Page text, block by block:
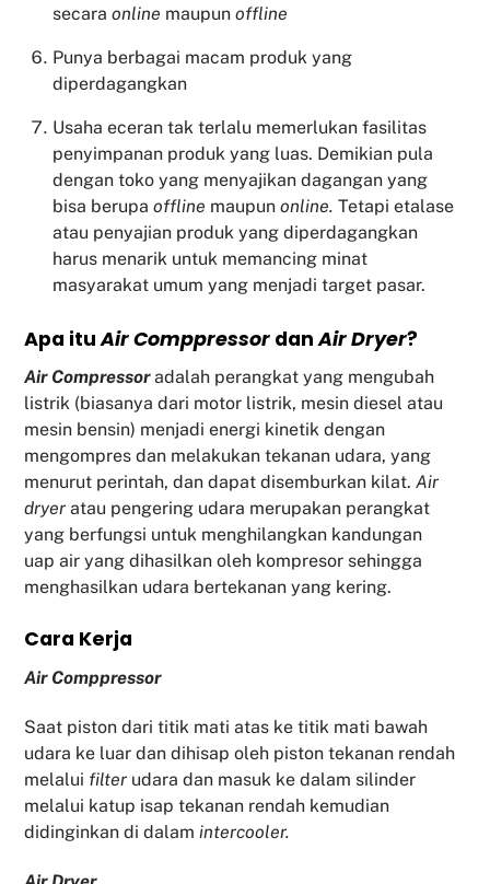
secara online maupun offline
Punya berbagai macam produk yang
diperdagangkan
Usaha eceran tak terlalu memerlukan fasilitas
penyimpanan produk yang luas. Demikian pula
dengan toko yang menyajikan dagangan yang
bisa berupa offline maupun online. Tetapi etalase
atau penyajian produk yang diperdagangkan
harus menarik untuk memancing minat
masyarakat umum yang menjadi target pasar.
Apa ituAir Comppressor danAir Dryer?
Air Compressoradalah perangkat yang mengubah
listrik (biasanya dari motor listrik, mesin diesel atau
mesin bensin) menjadi energi kinetik dengan
mengompres dan melakukan tekanan udara, yang
menurut perintah, dan dapat disemburkan kilat.Air
dryer atau pengering udara merupakan perangkat
yang berfungsi untuk menghilangkan kandungan
uap air yang dihasilkan oleh kompresor sehingga
menghasilkan udara bertekanan yang kering.
Cara Kerja
Air Comppressor
Saat piston dari titik mati atas ke titik mati bawah
udara ke luar dan dihisap oleh piston tekanan rendah
melalui filter udara dan masuk ke dalam silinder
melalui katup isap tekanan rendah kemudian
didinginkan di dalamintercooler.